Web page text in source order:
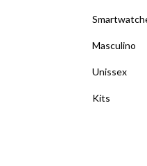
Masculino
Unissex
Kits